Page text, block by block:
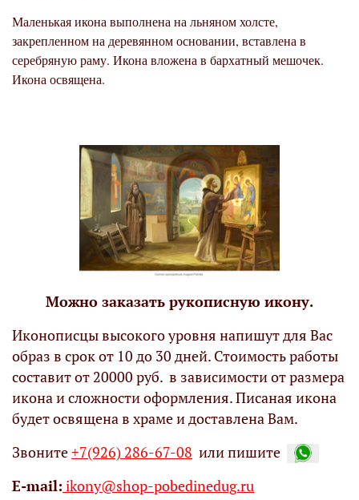
Маленькая икона выполнена на льняном холсте,
закрепленном на деревянном основании, вставлена в
серебряную раму. Икона вложена в бархатный мешочек.
Икона освящена.
Можно заказать рукописную икону.
Иконописцы высокого уровня напишут для Вас
образ в срок от 10 до 30 дней. Стоимость работы
составит от 20000 руб. в зависимости от размера
икона и сложности оформления. Писаная икона
будет освящена в храме и доставлена Вам.
Звоните+7(926) 286-67-08 или пишите
Е-mail: ikony@shop-pobedinedug.ru